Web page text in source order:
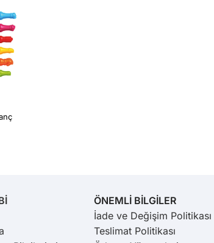
ÖNEMLİ BİLGİLER
İade ve Değişim Politikası
Teslimat Politikası